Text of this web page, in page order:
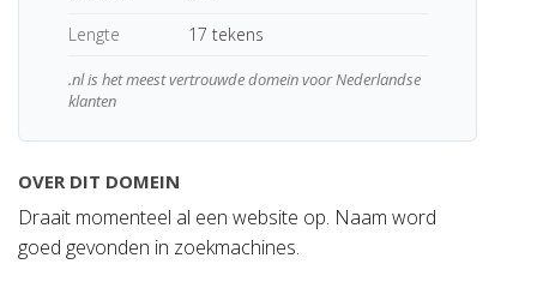
Lengte
17 tekens
.nl is het meest vertrouwde domein voor Nederlandse
klanten
OVER DIT DOMEIN
Draait momenteel al een website op. Naam word
goed gevonden in zoekmachines.